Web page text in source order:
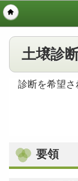
土壌診
診断を希望さ
要領